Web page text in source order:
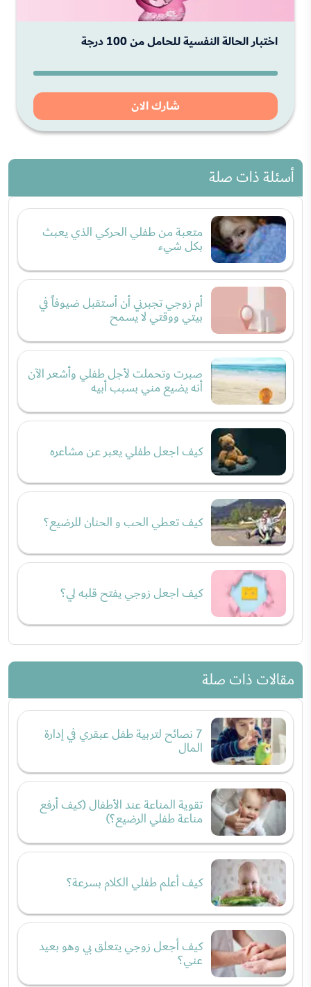
اختبار الحالة النفسية للحامل من 100 درجة
شارك الان
أسئلة ذات صلة
متعبة من طفلي الحركي الذي يعبث
بكل شيء
أم زوجي تجبرني أن أستقبل ضيوفاً في
بيتي ووقتي لا يسمح
صبرت وتحملت لأجل طفلي وأشعر الآن
أنه يضيع مني بسبب أبيه
كيف اجعل طفلي يعبر عن مشاعره
كيف تعطي الحب و الحنان للرضيع؟
كيف اجعل زوجي يفتح قلبه لي؟
مقالات ذات صلة
7 نصائح لتربية طفل عبقري في إدارة
المال
تقوية المناعة عند الأطفال (كيف أرفع
مناعة طفلي الرضيع؟)
كيف أعلم طفلي الكلام بسرعة؟
كيف أجعل زوجي يتعلق بي وهو بعيد
عني؟